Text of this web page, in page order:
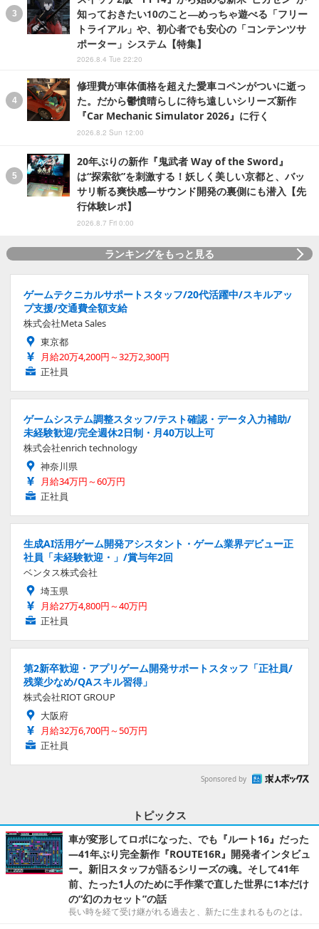
知っておきたい10のこと―めっちゃ遊べる「フリー
トライアル」や、初心者でも安心の「コンテンツサ
ポーター」システム【特集】
2026.8.4 Tue 22:20
修理費が車体価格を超えた愛車コペンがついに逝っ
た。だから鬱憤晴らしに待ち遠しいシリーズ新作
『Car Mechanic Simulator 2026』に行く
2026.8.2 Sun 12:00
20年ぶりの新作『鬼武者 Way of the Sword』
は“探索欲”を刺激する！妖しく美しい京都と、バッ
サリ斬る爽快感―サウンド開発の裏側にも潜入【先
行体験レポ】
2026.8.7 Fri 0:00
ランキングをもっと見る
ゲームテクニカルサポートスタッフ/20代活躍中/スキルアッ
プ支援/交通費全額支給
株式会社Meta Sales
東京都
月給20万4,200円～32万2,300円
正社員
ゲームシステム調整スタッフ/テスト確認・データ入力補助/
未経験歓迎/完全週休2日制・月40万以上可
株式会社enrich technology
神奈川県
月給34万円～60万円
正社員
生成AI活用ゲーム開発アシスタント・ゲーム業界デビュー正
社員「未経験歓迎・」/賞与年2回
ベンタス株式会社
埼玉県
月給27万4,800円～40万円
正社員
第2新卒歓迎・アプリゲーム開発サポートスタッフ「正社員/
残業少なめ/QAスキル習得」
株式会社RIOT GROUP
大阪府
月給32万6,700円～50万円
正社員
Sponsored by
トピックス
車が変形してロボになった、でも『ルート16』だった
―41年ぶり完全新作『ROUTE16R』開発者インタビュ
ー。新旧スタッフが語るシリーズの魂。そして41年
前、たった1人のために手作業で直した世界に1本だけ
の“幻のカセット”の話
長い時を経て受け継がれる過去と、新たに生まれるものとは。